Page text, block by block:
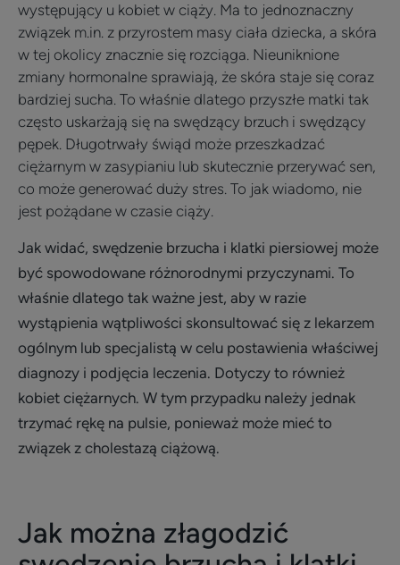
występujący u kobiet w ciąży. Ma to jednoznaczny
związek m.in. z przyrostem masy ciała dziecka, a skóra
w tej okolicy znacznie się rozciąga. Nieuniknione
zmiany hormonalne sprawiają, że skóra staje się coraz
bardziej sucha. To właśnie dlatego przyszłe matki tak
często uskarżają się na swędzący brzuch i swędzący
pępek. Długotrwały świąd może przeszkadzać
ciężarnym w zasypianiu lub skutecznie przerywać sen,
co może generować duży stres. To jak wiadomo, nie
jest pożądane w czasie ciąży.
Jak widać, swędzenie brzucha i klatki piersiowej może
być spowodowane różnorodnymi przyczynami. To
właśnie dlatego tak ważne jest, aby w razie
wystąpienia wątpliwości skonsultować się z lekarzem
ogólnym lub specjalistą w celu postawienia właściwej
diagnozy i podjęcia leczenia. Dotyczy to również
kobiet ciężarnych. W tym przypadku należy jednak
trzymać rękę na pulsie, ponieważ może mieć to
związek z cholestazą ciążową.
Jak można złagodzić